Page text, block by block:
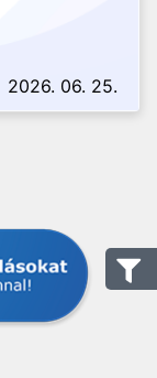
2026. 06. 25.